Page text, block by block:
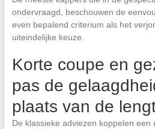
ondervraagd, beschouwen de
even bepalend criterium als het
uiteindelijke keuze.
Korte coupe en
pas de
plaats van de
De klassieke adviezen koppelen een